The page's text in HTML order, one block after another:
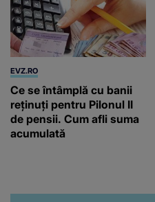
EVZ.RO
Ce se întâmplă cu banii
reținuți pentru Pilonul II
de pensii. Cum afli suma
acumulată